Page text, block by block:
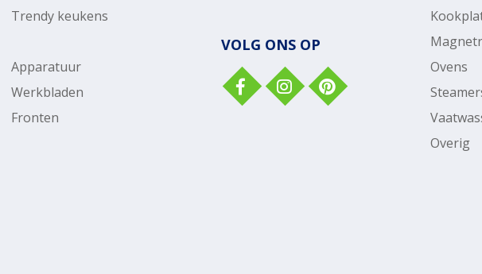
Trendy keukens
Apparatuur
Werkbladen
Fronten
VOLG ONS OP
Ovens
Overig